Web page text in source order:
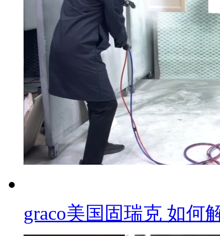
graco美国固瑞克 如何